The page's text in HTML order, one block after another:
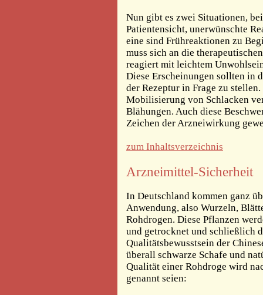
Nun gibt es zwei Situationen,
Patientensicht, unerwünschte
eine sind Frühreaktionen zu
muss sich an die
reagiert mit leichtem
Diese Erscheinungen sollten in
der Rezeptur in Frage zu
Mobilisierung von Schlacken
Blähungen. Auch diese
Zeichen der Arzneiwirkung
zum Inhaltsverzeichnis
Arzneimittel-Sicherheit
In Deutschland kommen ganz
Anwendung, also Wurzeln,
Rohdrogen. Diese Pflanzen
und getrocknet und schließlich
Qualitätsbewusstsein der
überall schwarze Schafe und
Qualität einer Rohdroge wird
genannt seien: